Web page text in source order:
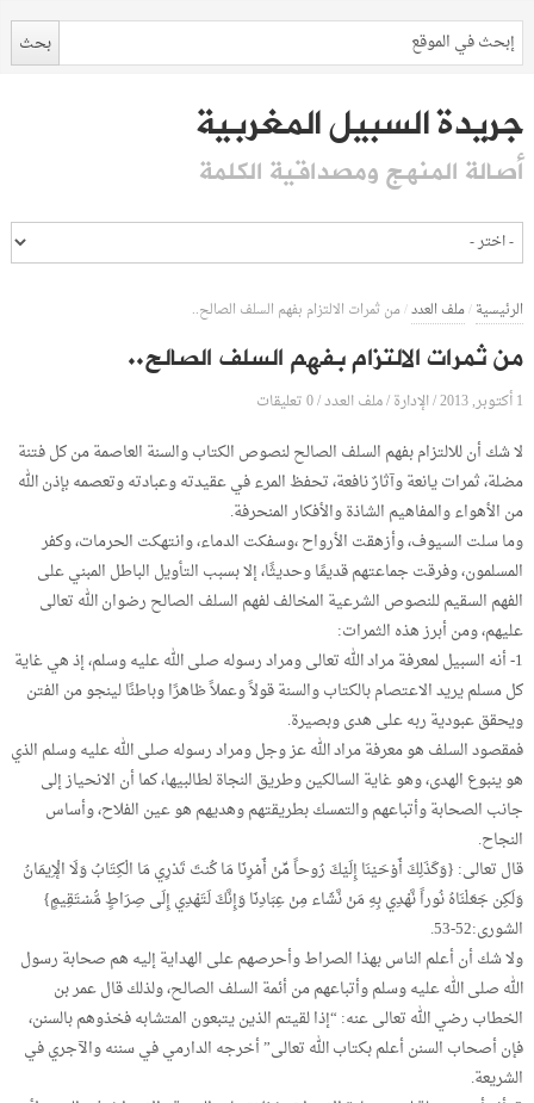
جريدة السبيل المغربية
أصالة المنهج ومصداقية الكلمة
الرئيسية/ملف العدد/من ثمرات الالتزام بفھم السلف الصالح..
من ثمرات الالتزام بفھم السلف الصالح..
1 أكتوبر, 2013 /الإدارة/ملف العدد/0 تعليقات
لا شك أن للالتزام بفهم السلف الصالح لنصوص الكتاب والسنة العاصمة من كل فتنة
مضلة، ثمرات يانعة وآثارٌ نافعة، تحفظ المرء في عقيدته وعبادته وتعصمه بإذن الله
من الأهواء والمفاهيم الشاذة والأفكار المنحرفة.
وما سلت السيوف، وأزهقت الأرواح ،وسفكت الدماء، وانتهكت الحرمات، وكفر
المسلمون، وفرقت جماعتهم قديمًا وحديثًا، إلا بسبب التأويل الباطل المبني على
الفهم السقيم للنصوص الشرعية المخالف لفهم السلف الصالح رضوان الله تعالى
عليهم، ومن أبرز هذه الثمرات:
1- أنه السبيل لمعرفة مراد الله تعالى ومراد رسوله صلى الله عليه وسلم، إذ هي غاية
كل مسلم يريد الاعتصام بالكتاب والسنة قولاً وعملاً ظاهرًا وباطنًا لينجو من الفتن
ويحقق عبودية ربه على هدى وبصيرة.
فمقصود السلف هو معرفة مراد الله عز وجل ومراد رسوله صلى الله عليه وسلم الذي
هو ينبوع الهدى، وهو غاية السالكين وطريق النجاة لطالبيها، كما أن الانحياز إلى
جانب الصحابة وأتباعهم والتمسك بطريقتهم وهديهم هو عين الفلاح، وأساس
النجاح.
قال تعالى: {وَكَذَلِكَ أَوْحَيْنَا إِلَيْكَ رُوحاً مِّنْ أَمْرِنَا مَا كُنتَ تَدْرِي مَا الْكِتَابُ وَلَا الْإِيمَانُ
وَلَكِن جَعَلْنَاهُ نُوراً نَّهْدِي بِهِ مَنْ نَّشَاء مِنْ عِبَادِنَا وَإِنَّكَ لَتَهْدِي إِلَى صِرَاطٍ مُّسْتَقِيمٍ}
الشورى:52-53.
ولا شك أن أعلم الناس بهذا الصراط وأحرصهم على الهداية إليه هم صحابة رسول
الله صلى الله عليه وسلم وأتباعهم من أئمة السلف الصالح، ولذلك قال عمر بن
الخطاب رضي الله تعالى عنه: “إذا لقيتم الذين يتبعون المتشابه فخذوهم بالسنن،
فإن أصحاب السنن أعلم بكتاب الله تعالى” أخرجه الدارمي في سننه والآجري في
الشريعة.